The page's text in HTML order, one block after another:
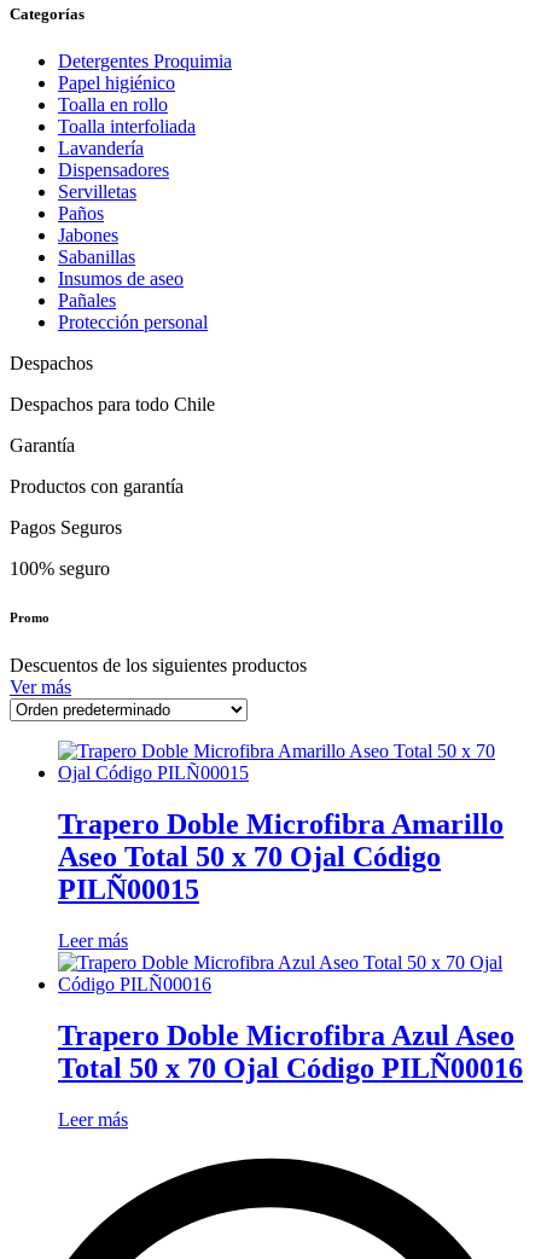
Categorías
Detergentes Proquimia
Papel higiénico
Toalla en rollo
Toalla interfoliada
Lavandería
Dispensadores
Servilletas
Paños
Jabones
Sabanillas
Insumos de aseo
Pañales
Protección personal
Despachos
Despachos para todo Chile
Garantía
Productos con garantía
Pagos Seguros
100% seguro
Promo
Descuentos de los siguientes productos
Ver más
Trapero Doble Microfibra Amarillo
Aseo Total 50 x 70 Ojal Código
PILÑ00015
Leer más
Trapero Doble Microfibra Azul Aseo
Total 50 x 70 Ojal Código PILÑ00016
Leer más